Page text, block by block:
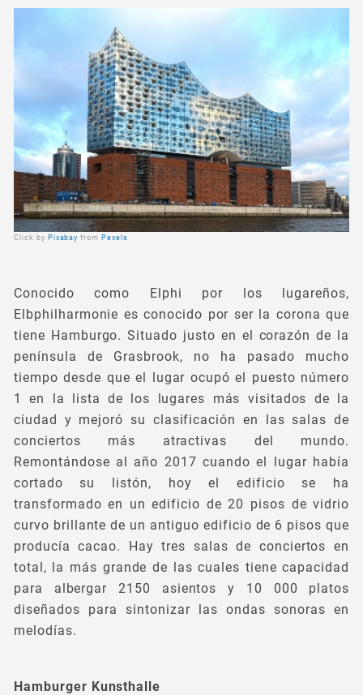
Click by Pixabay from Pexels
Conocido como Elphi por los lugareños,
Elbphilharmonie es conocido por ser la corona que
tiene Hamburgo. Situado justo en el corazón de la
península de Grasbrook, no ha pasado mucho
tiempo desde que el lugar ocupó el puesto número
1 en la lista de los lugares más visitados de la
ciudad y mejoró su clasificación en las salas de
conciertos más atractivas del mundo.
Remontándose al año 2017 cuando el lugar había
cortado su listón, hoy el edificio se ha
transformado en un edificio de 20 pisos de vidrio
curvo brillante de un antiguo edificio de 6 pisos que
producía cacao. Hay tres salas de conciertos en
total, la más grande de las cuales tiene capacidad
para albergar 2150 asientos y 10 000 platos
diseñados para sintonizar las ondas sonoras en
melodías.
Hamburger Kunsthalle